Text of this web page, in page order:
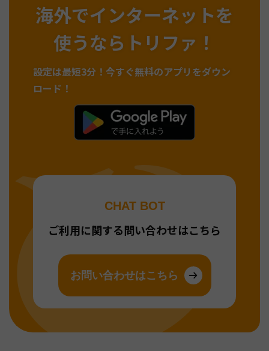
海外でインターネットを
使うならトリファ！
設定は最短3分！ 今すぐ無料のアプリをダウン
ロード！
CHAT BOT
ご利用に関する問い合わせはこちら
お問い合わせはこちら